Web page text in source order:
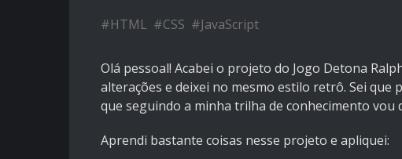
#HTML #CSS #JavaScript
Olá pessoal! Acabei o projeto do Jogo Detona
alterações e deixei no mesmo estilo retrô. Sei que
que seguindo a minha trilha de conhecimento vou
Aprendi bastante coisas nesse projeto e apliquei: